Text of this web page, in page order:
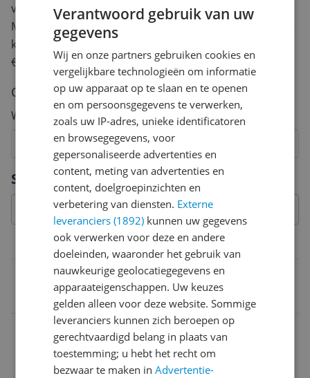
Specificaties
Belangrijkste kenmerken
8012199083360
van een review gemiddeld tussen de 3 en 10 minuten.
Met jouw mening help je andere bezoekers een betere
keuze te maken én maak je iedere maand kans op
€250,-!
Klik hier voor de actievoorwaarden.
Cijfer
Welk cijfer geef jij dit product?
6
5
4
3
2
Vraag 1 van 4
Verantwoord gebruik van uw
gegevens
Wij en onze partners gebruiken cookies en
vergelijkbare technologieën om informatie
op uw apparaat op te slaan en te openen
en om persoonsgegevens te verwerken,
zoals uw IP-adres, unieke identificatoren
en browsegegevens, voor
gepersonaliseerde advertenties en
content, meting van advertenties en
content, doelgroepinzichten en
verbetering van diensten. Externe
leveranciers (1892) kunnen uw gegevens
ook verwerken voor deze en andere
doeleinden, waaronder het gebruik van
nauwkeurige geolocatiegegevens en
apparaateigenschappen. Uw keuzes
gelden alleen voor deze website. Sommige
leveranciers kunnen zich beroepen op
gerechtvaardigd belang in plaats van
toestemming; u hebt het recht om
bezwaar te maken inAdvertentie-